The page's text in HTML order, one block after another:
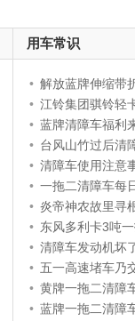
用车常识
• 解放蓝牌伸缩带折叠贵州
• 江铃集团骐铃轻
• 蓝牌清障车福利来了
• 台风山竹过后清
• 清障车使用注意
• 一拖二清障车每
• 炎帝神农故里寻根节-程
• 东风多利卡3吨一
• 清障车发动机坏
• 五一高速堵车乃
• 黄牌一拖二清障
• 蓝牌一拖二清障